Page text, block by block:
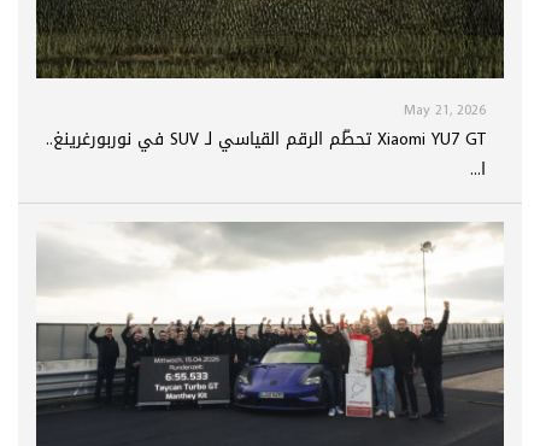
May 21, 2026
Xiaomi YU7 GT تحطّم الرقم القياسي لـ SUV في نوربورغرينغ..
ا...